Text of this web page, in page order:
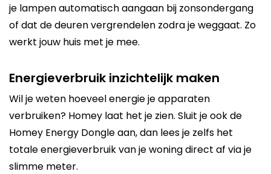
je lampen automatisch aangaan bij zonsondergang
of dat de deuren vergrendelen zodra je weggaat. Zo
werkt jouw huis met je mee.
Energieverbruik inzichtelijk maken
Wil je weten hoeveel energie je apparaten
verbruiken? Homey laat het je zien. Sluit je ook de
Homey Energy Dongle aan, dan lees je zelfs het
totale energieverbruik van je woning direct af via je
slimme meter.